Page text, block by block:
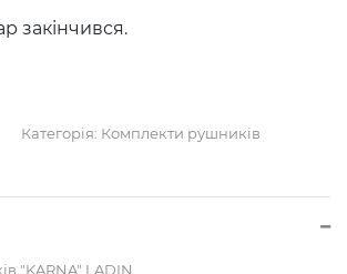
закінчився.
Категорія: Комплекти рушників
"KARNA" LADIN